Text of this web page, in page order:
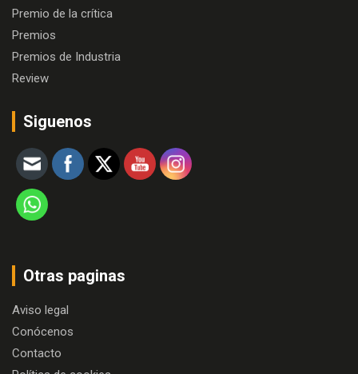
Premio de la crítica
Premios
Premios de Industria
Review
Siguenos
Otras paginas
Aviso legal
Conócenos
Contacto